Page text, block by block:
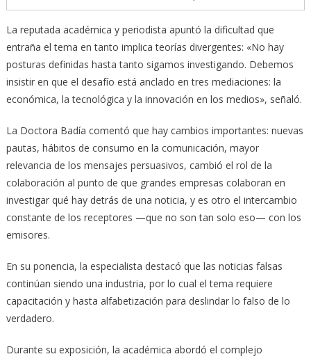
La reputada académica y periodista apuntó la dificultad que
entraña el tema en tanto implica teorías divergentes: «No hay
posturas definidas hasta tanto sigamos investigando. Debemos
insistir en que el desafío está anclado en tres mediaciones: la
económica, la tecnológica y la innovación en los medios», señaló.
La Doctora Badía comentó que hay cambios importantes: nuevas
pautas, hábitos de consumo en la comunicación, mayor
relevancia de los mensajes persuasivos, cambió el rol de la
colaboración al punto de que grandes empresas colaboran en
investigar qué hay detrás de una noticia, y es otro el intercambio
constante de los receptores —que no son tan solo eso— con los
emisores.
En su ponencia, la especialista destacó que las noticias falsas
continúan siendo una industria, por lo cual el tema requiere
capacitación y hasta alfabetización para deslindar lo falso de lo
verdadero.
Durante su exposición, la académica abordó el complejo